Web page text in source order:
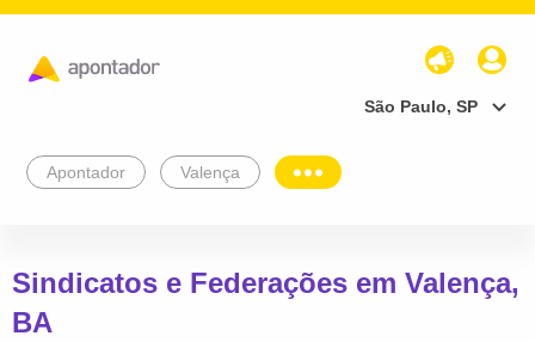
São Paulo, SP
Apontador Valença
Sindicatos e Federações em Valença,
BA